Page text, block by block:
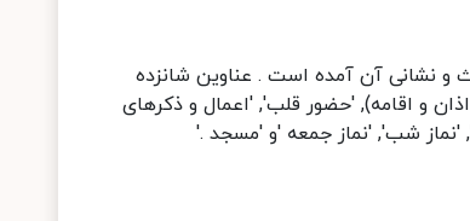
و نشانی آن آمده است . عناوین شانزده
و اقامه), 'حضور قلب', 'اعمال و ذکرهای
'نماز شب', 'نماز جمعه 'و 'مسجد .'